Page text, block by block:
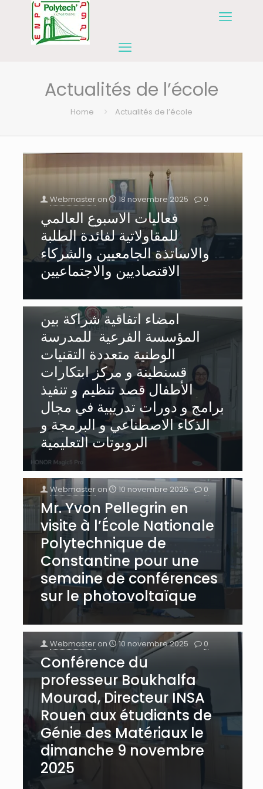
Actualités de l’école
Home Actualités de l’école
Webmaster on 18 novembre 2025 0
فعاليات الاسبوع العالمي
للمقاولاتية لفائدة الطلبة
والاساتذة الجامعيين والشركاء
الاقتصاديين والاجتماعيين
Webmasteron 12 novembre 2025 0
امضاء اتفاقية شراكة بين
المؤسسة الفرعية للمدرسة
الوطنية متعددة التقنيات
قسنطينة و مركز ابتكارات
الأطفال قصد تنظيم و تنفيذ
برامج و دورات تدريبية في مجال
الذكاء الاصطناعي و البرمجة و
الروبوتات التعليمية
Webmaster on 10 novembre 2025 0
Mr. Yvon Pellegrin en
visite à l’École Nationale
Polytechnique de
Constantine pour une
semaine de conférences
sur le photovoltaïque
Webmaster on 10 novembre 2025 0
Conférence du
professeur Boukhalfa
Mourad, Directeur INSA
Rouen aux étudiants de
Génie des Matériaux le
dimanche 9 novembre
2025